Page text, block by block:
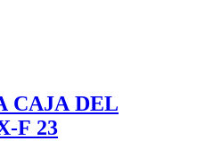
CAJA DEL
F 23